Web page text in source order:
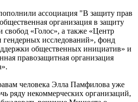
ассоциация "В защиту прав
организация в защиту
свобод «Голос», а также «Центр
исследований», фонд
общественных инициатив» и
правозащитная организация
человека Элла Памфилова уже
ряду некоммерческих организаций,